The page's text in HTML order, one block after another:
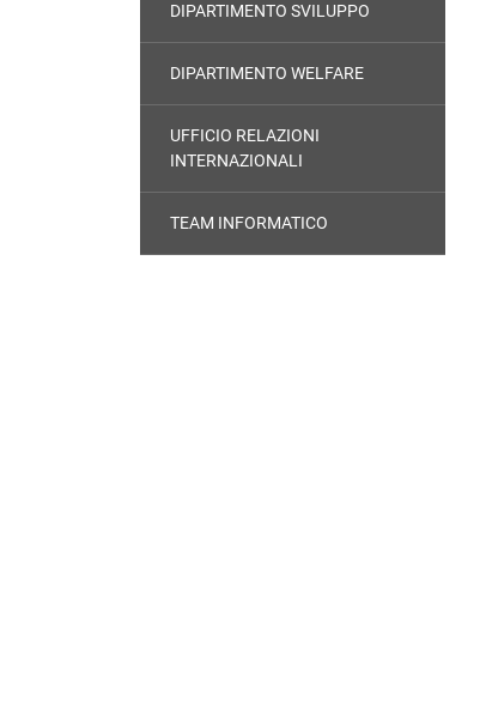
DIPARTIMENTO SVILUPPO
DIPARTIMENTO WELFARE
UFFICIO RELAZIONI
INTERNAZIONALI
TEAM INFORMATICO